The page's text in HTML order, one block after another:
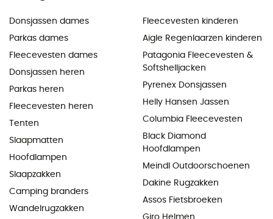
Donsjassen dames
Parkas dames
Fleecevesten dames
Donsjassen heren
Parkas heren
Fleecevesten heren
Tenten
Slaapmatten
Hoofdlampen
Slaapzakken
Camping branders
Wandelrugzakken
Fleecevesten kinderen
Aigle Regenlaarzen kinderen
Patagonia Fleecevesten &
Softshelljacken
Pyrenex Donsjassen
Helly Hansen Jassen
Columbia Fleecevesten
Black Diamond
Hoofdlampen
Meindl Outdoorschoenen
Dakine Rugzakken
Assos Fietsbroeken
Giro Helmen